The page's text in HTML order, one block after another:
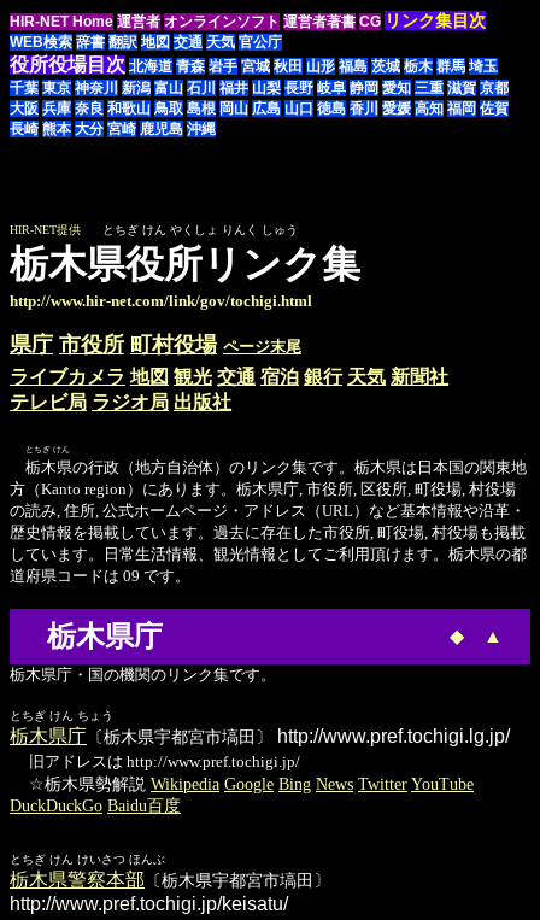
HIR-NET Home 運営者 オンラインソフト 運営者著書 CG リンク集目次
WEB検索 辞書 翻訳 地図 交通 天気 官公庁
役所役場目次 北海道 青森 岩手 宮城 秋田 山形 福島 茨城 栃木 群馬 埼玉
千葉 東京 神奈川 新潟 富山 石川 福井 山梨 長野 岐阜 静岡 愛知 三重 滋賀 京都
大阪 兵庫 奈良 和歌山 鳥取 島根 岡山 広島 山口 徳島 香川 愛媛 高知 福岡 佐賀
長崎 熊本 大分 宮崎 鹿児島 沖縄
HIR-NET提供 とちぎ けん やくしょ りんく しゅう
栃木県役所リンク集
http://www.hir-net.com/link/gov/tochigi.html
県庁 市役所 町村役場 ページ末尾
ライブカメラ 地図 観光 交通 宿泊 銀行 天気 新聞社
テレビ局 ラジオ局 出版社
とちぎ けん
栃木県の行政（地方自治体）のリンク集です。栃木県は日本国の関東地
方（Kanto region）にあります。栃木県庁, 市役所, 区役所, 町役場, 村役場
の読み, 住所, 公式ホームページ・アドレス（URL）など基本情報や沿革・
歴史情報を掲載しています。過去に存在した市役所, 町役場, 村役場も掲載
しています。日常生活情報、観光情報としてご利用頂けます。栃木県の都
道府県コードは 09 です。
栃木県庁 ◆ ▲
栃木県庁・国の機関のリンク集です。
とちぎ けん ちょう
栃木県庁 〔栃木県宇都宮市塙田〕 http://www.pref.tochigi.lg.jp/
旧アドレスは http://www.pref.tochigi.jp/
☆栃木県勢解説 Wikipedia Google Bing News Twitter YouTube
DuckDuckGo Baidu百度
とちぎ けん けいさつ ほんぶ
栃木県警察本部 〔栃木県宇都宮市塙田〕
http://www.pref.tochigi.jp/keisatu/